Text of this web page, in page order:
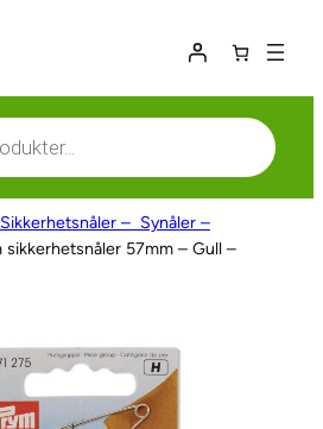
Sikkerhetsnåler – Synåler –
sikkerhetsnåler 57mm – Gull –